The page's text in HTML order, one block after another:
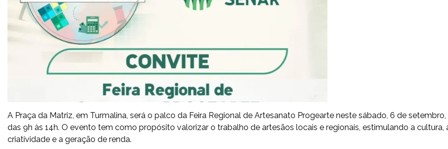
A Praça da Matriz, em Turmalina, será o palco da Feira Regional de Artesanato Progearte neste sábado, 6 de setembro,
das 9h às 14h. O evento tem como propósito valorizar o trabalho de artesãos locais e regionais, estimulando a cultura,
criatividade e a geração de renda.